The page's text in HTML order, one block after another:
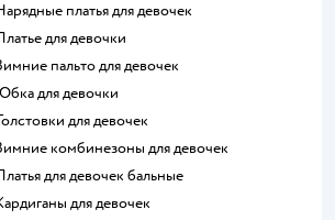
Нарядные платья для девочек
Платье для девочки
Зимние пальто для девочек
Юбка для девочки
Толстовки для девочек
Зимние комбинезоны для девочек
Платья для девочек бальные
Кардиганы для девочек